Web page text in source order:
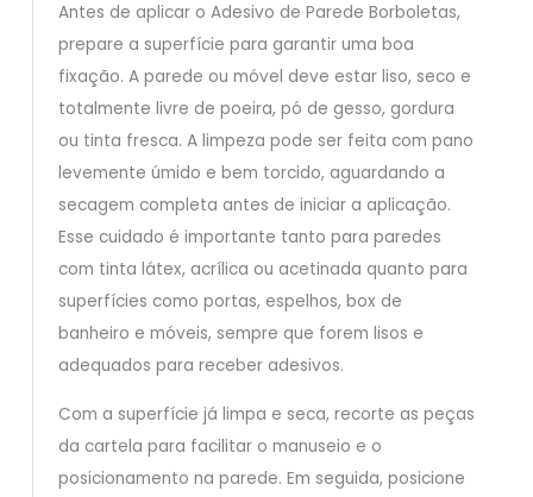
Antes de aplicar o Adesivo de Parede Borboletas,
prepare a superfície para garantir uma boa
fixação. A parede ou móvel deve estar liso, seco e
totalmente livre de poeira, pó de gesso, gordura
ou tinta fresca. A limpeza pode ser feita com pano
levemente úmido e bem torcido, aguardando a
secagem completa antes de iniciar a aplicação.
Esse cuidado é importante tanto para paredes
com tinta látex, acrílica ou acetinada quanto para
superfícies como portas, espelhos, box de
banheiro e móveis, sempre que forem lisos e
adequados para receber adesivos.
Com a superfície já limpa e seca, recorte as peças
da cartela para facilitar o manuseio e o
posicionamento na parede. Em seguida, posicione